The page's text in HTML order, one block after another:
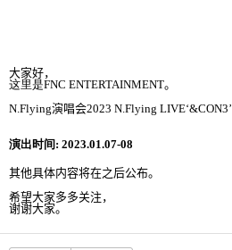
大家好，
这里是FNC ENTERTAINMENT。
N.Flying演唱会2023 N.Flying LIVE‘&CON3’
演出时间 : 2023.01.07-08
其他具体内容将在之后公布。
希望大家多多关注，
谢谢大家。